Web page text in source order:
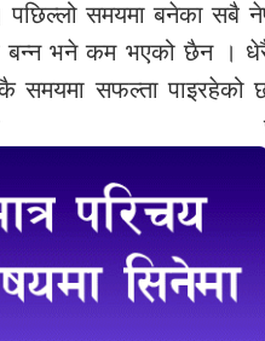
पछिल्लो समयमा बनेका सबै
बन्न भने कम भएको छैन ।
समयमा सफल्ता पाइरहेको